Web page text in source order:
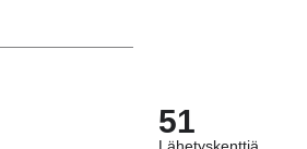
51
Lähetyskenttiä